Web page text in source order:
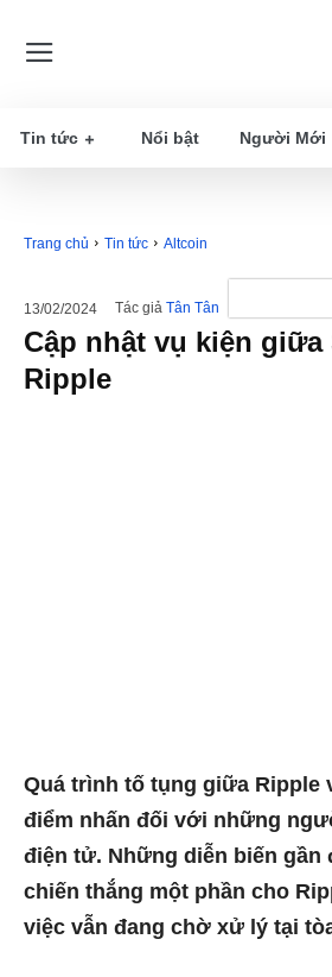
Tin tức Nổi bật Người Mới
Trang chủ Tin tức Altcoin
13/02/2024 Tác giả Tân Tân
Cập nhật vụ kiện giữa
Ripple
Quá trình tố tụng giữa Ripple
điểm nhấn đối với những
điện tử. Những diễn biến gần
chiến thắng một phần cho
việc vẫn đang chờ xử lý tại